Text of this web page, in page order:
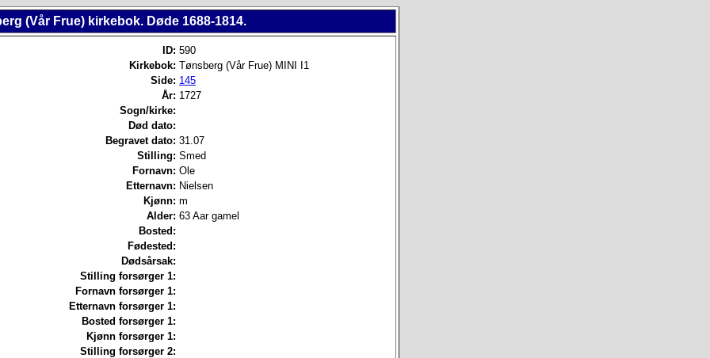
(Vår Frue) kirkebok. Døde 1688-1814.
ID: 590
Kirkebok: Tønsberg (Vår Frue) MINI I1
Side: 145
År: 1727
Sogn/kirke:
Død dato:
Begravet dato: 31.07
Stilling: Smed
Fornavn: Ole
Etternavn: Nielsen
Kjønn: m
Alder: 63 Aar gamel
Bosted:
Fødested:
Dødsårsak:
Stilling forsørger 1:
Fornavn forsørger 1:
Etternavn forsørger 1:
Bosted forsørger 1:
Kjønn forsørger 1:
Stilling forsørger 2: